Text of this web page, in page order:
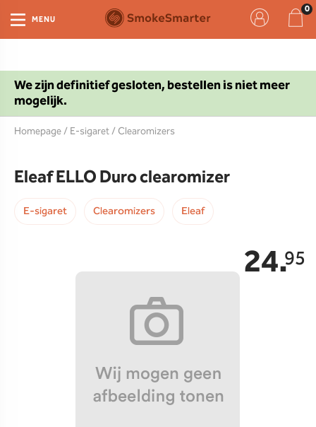
We zijn definitief gesloten, bestellen is niet meer
mogelijk.
MENU
Homepage/E-sigaret/Clearomizers
Eleaf ELLO Duro clearomizer
E-sigaret Clearomizers Eleaf
24.95